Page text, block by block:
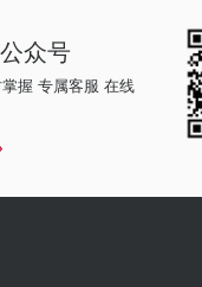
众号
握 专属客服 在线